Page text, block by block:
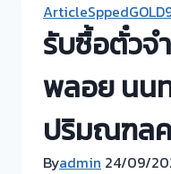
รับซื้อตั๋วจ
พลอย นน
ปริมณฑล
Byadmin 24/09/